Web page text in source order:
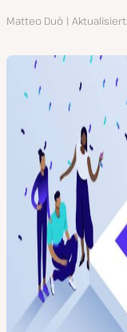
Autor
Matteo Duò Aktualisiert